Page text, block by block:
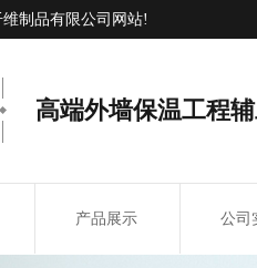
制品有限公司网站!
高端外墙保温工程
产品展示 公司